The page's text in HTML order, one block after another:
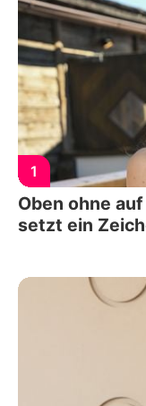
1
Oben ohne
setzt ein